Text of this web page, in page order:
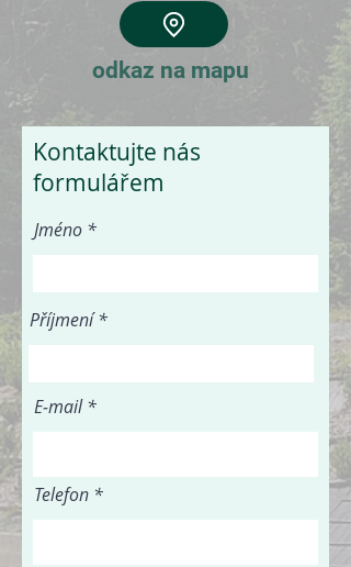
odkaz na mapu
Kontaktujte nás
formulářem
Jméno
Příjmení
E‑mail
Telefon